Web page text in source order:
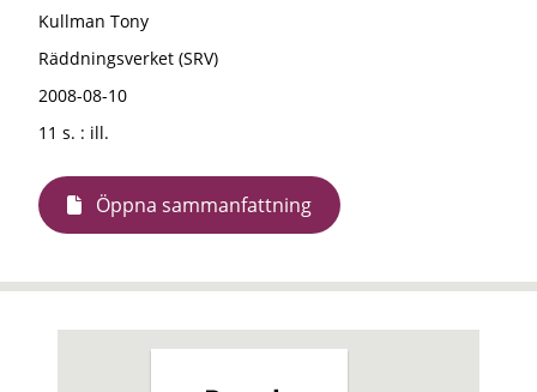
Kullman Tony
Räddningsverket (SRV)
2008-08-10
11 s. : ill.
Öppna sammanfattning